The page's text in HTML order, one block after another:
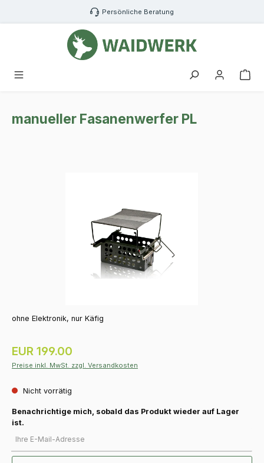
Zum Hauptinhalt springen Persönliche Beratung
manueller Fasanenwerfer PL
ohne Elektronik, nur Käfig
Regulärer Preis:
EUR 199.00
Preise inkl. MwSt. zzgl. Versandkosten
Nicht vorrätig
Benachrichtige mich, sobald das Produkt wieder auf Lager
ist.